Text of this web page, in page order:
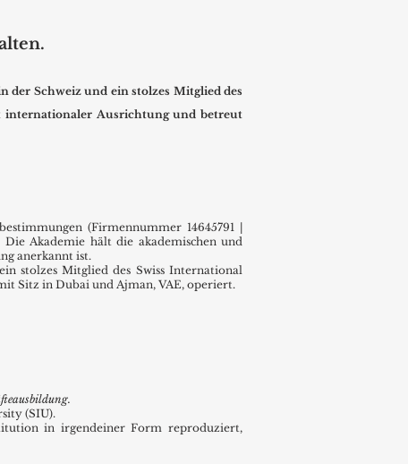
der Schweiz und ein stolzes Mitglied des
internationaler Ausrichtung und betreut
(Firmennummer 14645791 |
Akademie hält die akademischen und
anerkannt ist.
stolzes Mitglied des Swiss International
Sitz in Dubai und Ajman, VAE, operiert.
(SIU).
in irgendeiner Form reproduziert,